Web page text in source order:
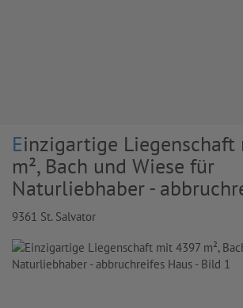
Einzigartige Liegenschaft mit 4397
m², Bach und Wiese für
Naturliebhaber -
9361 St. Salvator